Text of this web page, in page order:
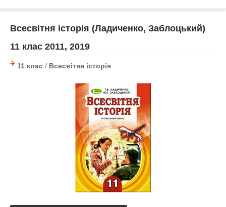
Всесвітня історія (Ладиченко, Заблоцький)
11 клас 2011, 2019
11 клас / Всесвітня історія